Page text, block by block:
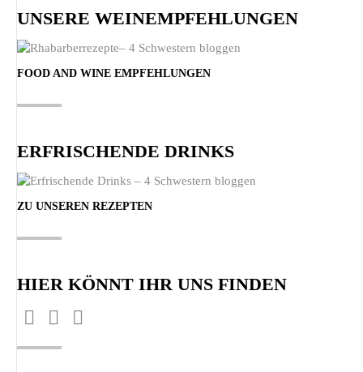
UNSERE WEINEMPFEHLUNGEN
FOOD AND WINE EMPFEHLUNGEN
ERFRISCHENDE DRINKS
ZU UNSEREN REZEPTEN
HIER KÖNNT IHR UNS FINDEN
Finden Sie uns auf:
Facebook
page
Pinterest
page
Instagram